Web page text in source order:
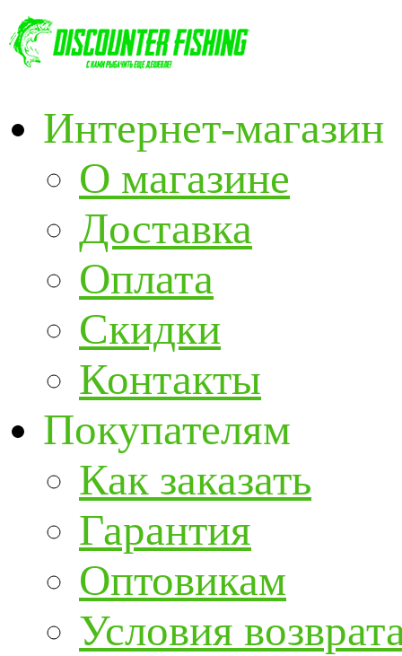
Интернет-магазин
О магазине
Доставка
Оплата
Скидки
Контакты
Покупателям
Как заказать
Гарантия
Оптовикам
Условия